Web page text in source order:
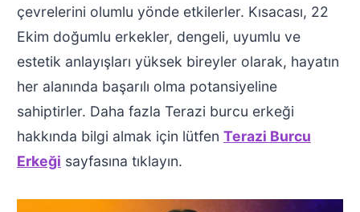
çevrelerini olumlu yönde etkilerler. Kısacası, 22
Ekim doğumlu erkekler, dengeli, uyumlu ve
estetik anlayışları yüksek bireyler olarak, hayatın
her alanında başarılı olma potansiyeline
sahiptirler. Daha fazla Terazi burcu erkeği
hakkında bilgi almak için lütfen Terazi Burcu
Erkeği sayfasına tıklayın.